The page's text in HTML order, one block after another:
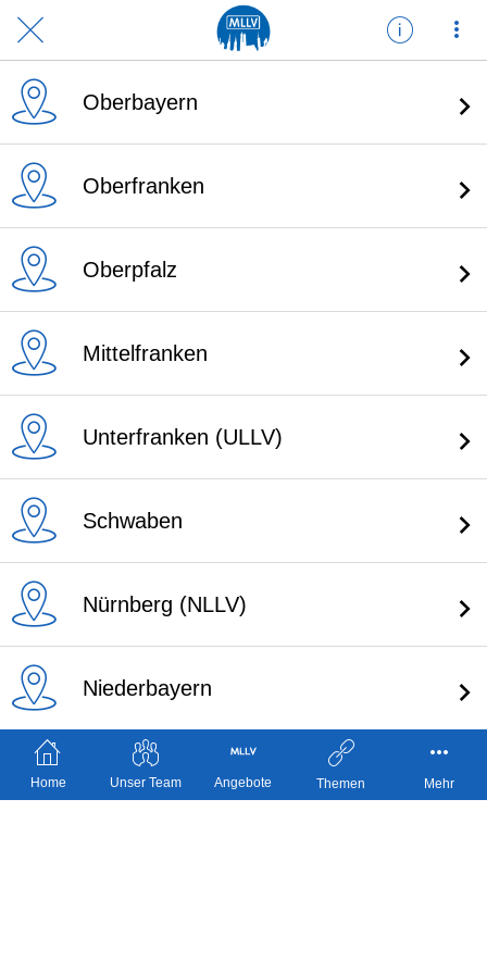
Oberbayern
Oberfranken
Oberpfalz
Mittelfranken
Unterfranken (ULLV)
Schwaben
Nürnberg (NLLV)
Niederbayern
Home Unser Team Angebote Themen Mehr